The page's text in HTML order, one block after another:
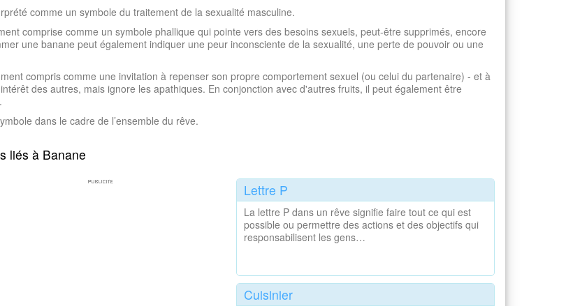
comme un symbole du traitement de la sexualité masculine.
comprise comme un symbole phallique qui pointe vers des besoins sexuels, peut-être supprimés, encore
une banane peut également indiquer une peur inconsciente de la sexualité, une perte de pouvoir ou une
compris comme une invitation à repenser son propre comportement sexuel (ou celui du partenaire) - et à
des autres, mais ignore les apathiques. En conjonction avec d'autres fruits, il peut également être
dans le cadre de l’ensemble du rêve.
liés à Banane
Lettre P
La lettre P dans un rêve signifie faire tout ce qui est
possible ou permettre des actions et des objectifs qui
responsabilisent les gens…
Cuisinier